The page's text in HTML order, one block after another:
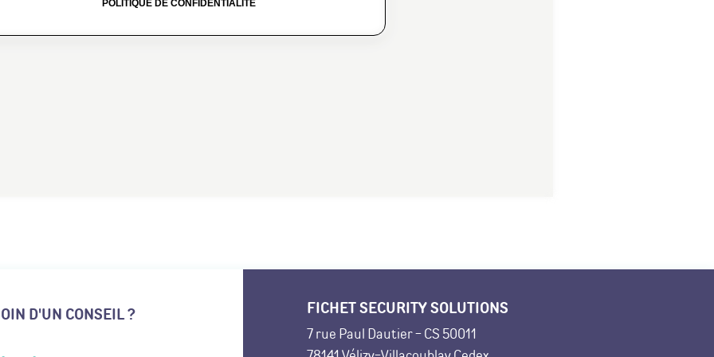
D'UN CONSEIL ? FICHET SECURITY SOLUTIONS
7 rue Paul Dautier - CS 50011
POLITIQUE DE CONFIDENTIALITÉ